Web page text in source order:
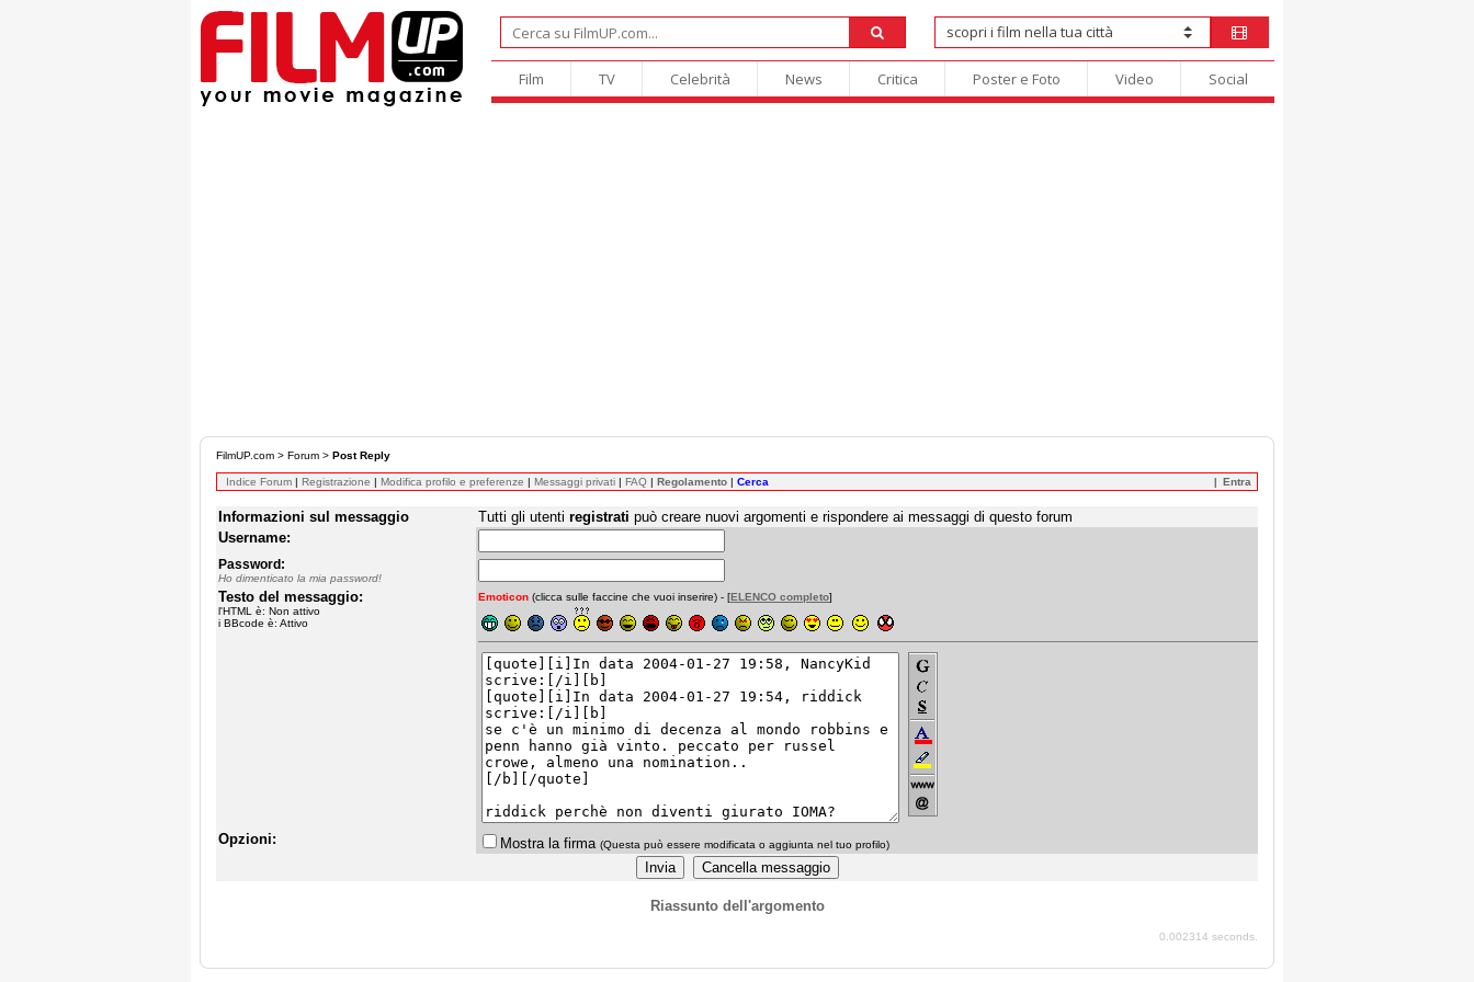
Film TV Celebrità News Critica Poster e Foto Video Social
FilmUP.com > Forum > Post Reply
Indice Forum | Registrazione | Modifica profilo e preferenze | Messaggi privati | FAQ | Regolamento | Cerca Entra
Informazioni sul messaggio Tutti gli utenti registrati può creare nuovi argomenti e rispondere ai messaggi di questo forum
Username:
Password:
Ho dimenticato la mia password!
Testo del messaggio:
l'HTML è: Non attivo
i BBcode è: Attivo
Emoticon (clicca sulle faccine che vuoi inserire) - [ELENCO completo]
Opzioni: Mostra la firma (Questa può essere modificata o aggiunta nel tuo profilo)
Riassunto dell'argomento
0.002314 seconds.